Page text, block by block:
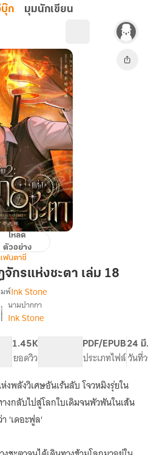
ก มุมนักเขียน
โหลด
ตัวอย่าง
ฟนตาซี
จักรแห่งชะตา เล่ม 18
เรื่อง
ราชัน
เร้น
ลับ
2
:
วัฏจักร
แห่ง
ชะตา
(Circle
พ์Ink Stone
นามปากกา
Ink Stone
1.45K
ยอดวิว
PDF/EPUB
ประเภทไฟล์
24
วันที่
งพลังวิเศษอันเร้นลับ โจวหมิงรุ่ยใน
งกลับไปสู่โลกใบเดิมจนพัวพันในเส้น
'เดอะฟูล'